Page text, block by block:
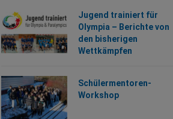
Jugend trainiert für
Olympia – Berichte von
den bisherigen
Wettkämpfen
Schülermentoren-
Workshop